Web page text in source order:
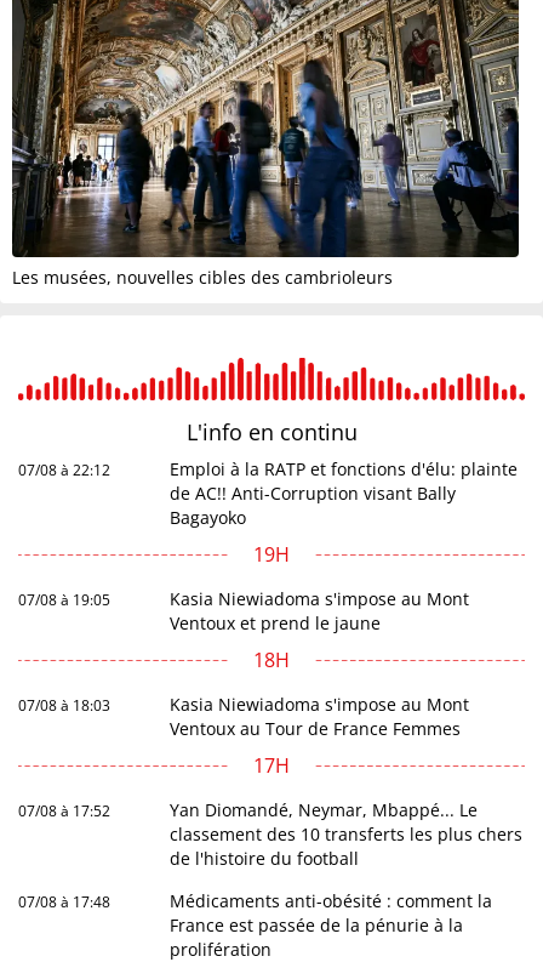
Les musées, nouvelles cibles des cambrioleurs
L'info en continu
07/08 à 22:12
Emploi à la RATP et fonctions d'élu: plainte
de AC!! Anti-Corruption visant Bally
Bagayoko
19H
07/08 à 19:05
Kasia Niewiadoma s'impose au Mont
Ventoux et prend le jaune
18H
07/08 à 18:03
Kasia Niewiadoma s'impose au Mont
Ventoux au Tour de France Femmes
17H
07/08 à 17:52
Yan Diomandé, Neymar, Mbappé... Le
classement des 10 transferts les plus chers
de l'histoire du football
07/08 à 17:48
Médicaments anti-obésité : comment la
France est passée de la pénurie à la
prolifération